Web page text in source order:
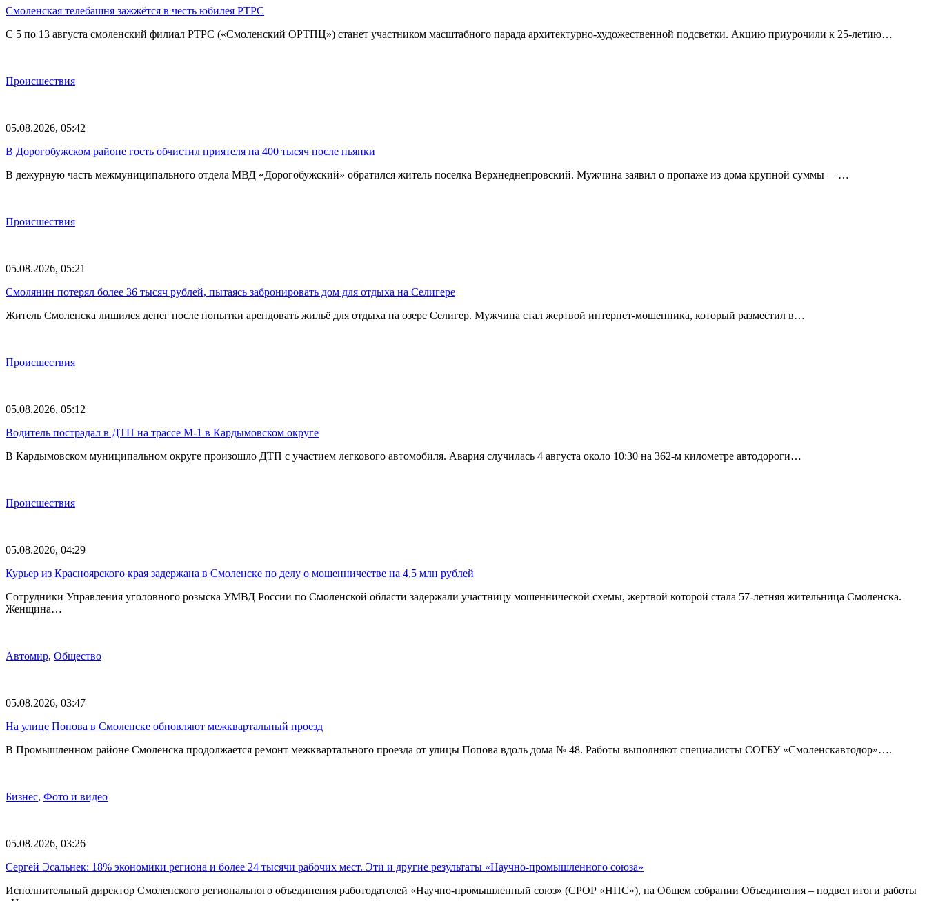
Смоленская телебашня зажжётся в честь юбилея РТРС
С 5 по 13 августа смоленский филиал РТРС («Смоленский ОРТПЦ») станет участником масштабного парада архитектурно-художественной подсветки. Акцию приурочили к 25-летию…
Происшествия
05.08.2026, 05:42
В Дорогобужском районе гость обчистил приятеля на 400 тысяч после пьянки
В дежурную часть межмуниципального отдела МВД «Дорогобужский» обратился житель поселка Верхнеднепровский. Мужчина заявил о пропаже из дома крупной суммы —…
Происшествия
05.08.2026, 05:21
Смолянин потерял более 36 тысяч рублей, пытаясь забронировать дом для отдыха на Селигере
Житель Смоленска лишился денег после попытки арендовать жильё для отдыха на озере Селигер. Мужчина стал жертвой интернет-мошенника, который разместил в…
Происшествия
05.08.2026, 05:12
Водитель пострадал в ДТП на трассе М-1 в Кардымовском округе
В Кардымовском муниципальном округе произошло ДТП с участием легкового автомобиля. Авария случилась 4 августа около 10:30 на 362-м километре автодороги…
Происшествия
05.08.2026, 04:29
Курьер из Красноярского края задержана в Смоленске по делу о мошенничестве на 4,5 млн рублей
Сотрудники Управления уголовного розыска УМВД России по Смоленской области задержали участницу мошеннической схемы, жертвой которой стала 57-летняя жительница Смоленска.
Женщина…
Автомир, Общество
05.08.2026, 03:47
На улице Попова в Смоленске обновляют межквартальный проезд
В Промышленном районе Смоленска продолжается ремонт межквартального проезда от улицы Попова вдоль дома № 48. Работы выполняют специалисты СОГБУ «Смоленскавтодор»….
Бизнес, Фото и видео
05.08.2026, 03:26
Сергей Эсальнек: 18% экономики региона и более 24 тысячи рабочих мест. Эти и другие результаты «Научно-промышленного союза»
Исполнительный директор Смоленского регионального объединения работодателей «Научно-промышленный союз» (СРОР «НПС»), на Общем собрании Объединения – подвел итоги работы